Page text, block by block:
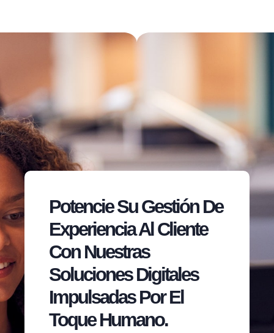
Potencie Su Gestión De
Experiencia Al Cliente
Con Nuestras
Soluciones Digitales
Impulsadas Por El
Toque Humano.